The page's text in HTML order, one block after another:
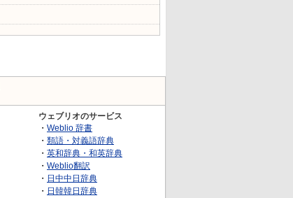
ウェブリオのサービス
・ Weblio 辞書
・ 類語・対義語辞典
・ 英和辞典・和英辞典
・ Weblio翻訳
・ 日中中日辞典
・ 日韓韓日辞典